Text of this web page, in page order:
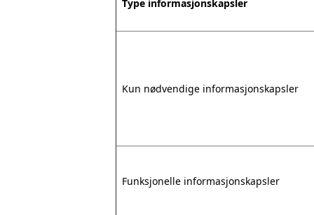
Type informasjonskapsler
Kun nødvendige informasjonskapsler
Funksjonelle informasjonskapsler